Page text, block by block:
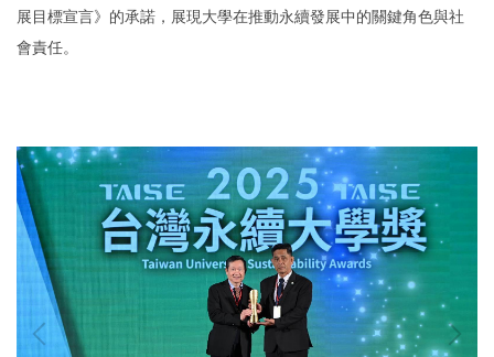
展目標宣言》的承諾，展現大學在推動永續發展中的關鍵角色與社
會責任。